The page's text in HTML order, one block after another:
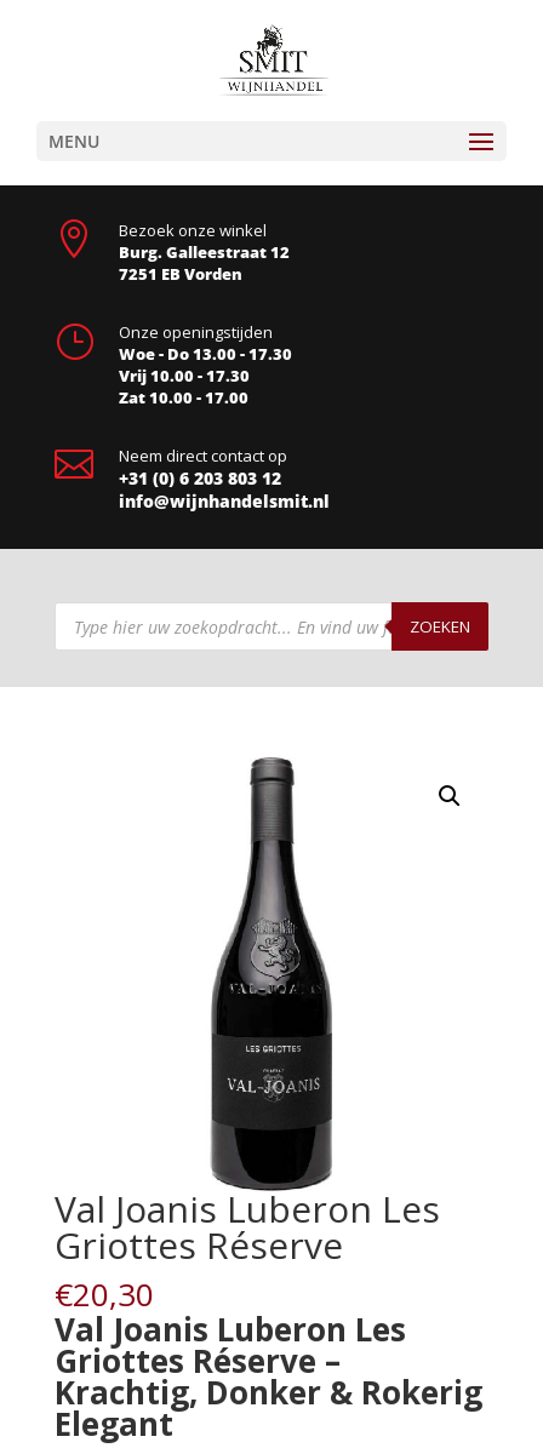
MENU

Bezoek onze winkel
Burg. Galleestraat 12
7251 EB Vorden
}
Onze openingstijden
Woe - Do 13.00 - 17.30
Vrij 10.00 - 17.30
Zat 10.00 - 17.00
 Neem direct contact op
+31 (0) 6 203 803 12
info@wijnhandelsmit.nl
Producten
zoeken ZOEKEN
Val Joanis Luberon Les
Griottes Réserve
€20,30
Val Joanis Luberon Les
Griottes Réserve –
Krachtig, Donker & Rokerig
Elegant